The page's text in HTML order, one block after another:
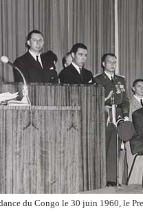
du Congo le 30 juin 1960, le